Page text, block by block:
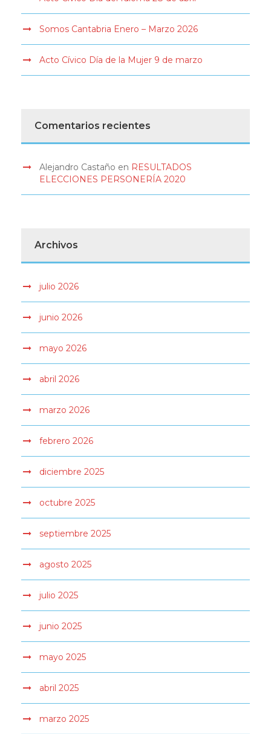
Somos Cantabria Enero – Marzo 2026
Acto Cívico Día de la Mujer 9 de marzo
Comentarios recientes
Alejandro Castaño en RESULTADOS
ELECCIONES PERSONERÍA 2020
Archivos
julio 2026
junio 2026
mayo 2026
abril 2026
marzo 2026
febrero 2026
diciembre 2025
octubre 2025
septiembre 2025
agosto 2025
julio 2025
junio 2025
mayo 2025
abril 2025
marzo 2025